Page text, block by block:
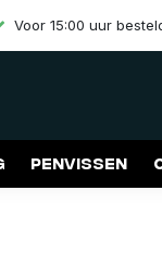
Voor 15:00 uur
Penvissen